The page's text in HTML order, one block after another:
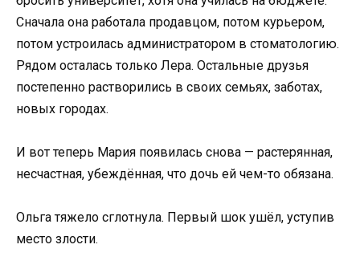
Сначала она работала продавцом, потом курьером,
потом устроилась администратором в стоматологию.
Рядом осталась только Лера. Остальные друзья
постепенно растворились в своих семьях, заботах,
новых городах.
И вот теперь Мария появилась снова — растерянная,
несчастная, убеждённая, что дочь ей чем-то обязана.
Ольга тяжело сглотнула. Первый шок ушёл, уступив
место злости.